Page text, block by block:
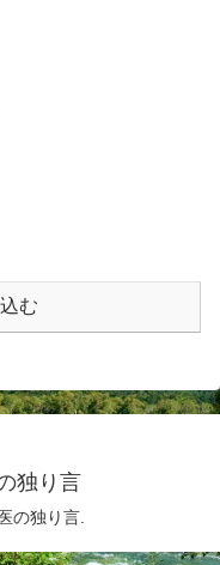
む
独り言
の独り言.